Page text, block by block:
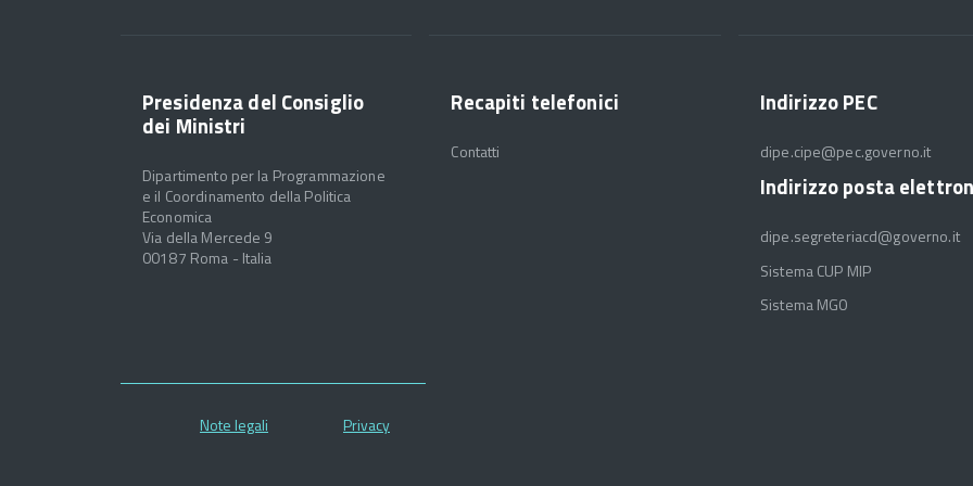
Presidenza del Consiglio
dei Ministri
Dipartimento per la Programmazione
e il Coordinamento della Politica
Economica
Via della Mercede 9
00187 Roma - Italia
Recapiti telefonici
Contatti
Indirizzo PEC
dipe.cipe@pec.governo.it
Indirizzo posta
dipe.segreteriacd@governo.it
Sistema CUP MIP
Sistema MGO
Note legali Privacy